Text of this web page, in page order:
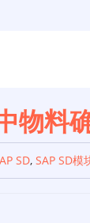
物料
SD, SAP SD模